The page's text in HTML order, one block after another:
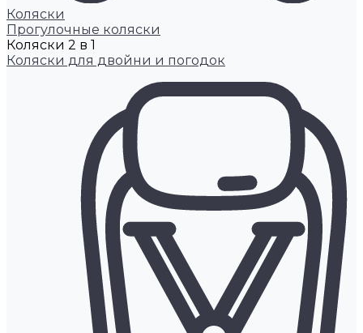
Коляски
Прогулочные коляски
Коляски 2 в 1
Коляски для двойни и погодок